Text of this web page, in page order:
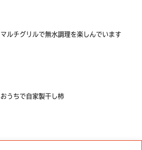
マルチグリルで無水調理を楽しんでいます
おうちで自家製干し柿